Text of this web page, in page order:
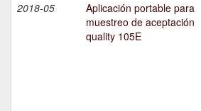
2018-05
Aplicación portable para
muestreo de aceptación
quality 105E